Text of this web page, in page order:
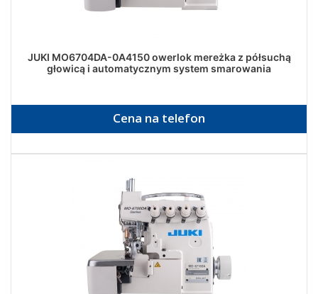
JUKI MO6704DA-0A4150 owerlok mereżka z półsuchą
głowicą i automatycznym system smarowania
Cena na telefon